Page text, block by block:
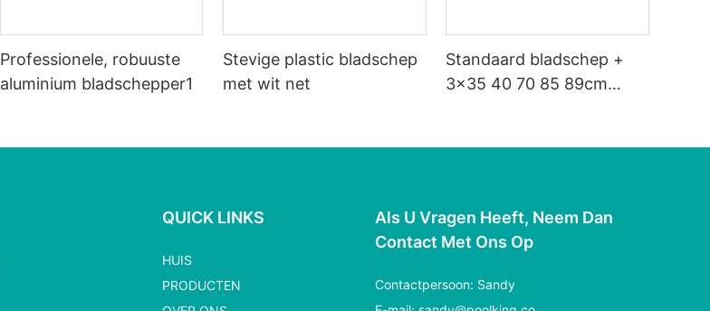
Professionele, robuuste
aluminium bladschepper1
Stevige plastic bladschep
met wit net
Standaard bladschep +
3x35 40 70 85 89cm
QUICK LINKS
HUIS
PRODUCTEN
Als U Vragen Heeft, Neem Dan
Contact Met Ons Op
Contactpersoon: Sandy